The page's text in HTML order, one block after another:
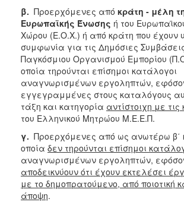
β. Προερχόμενες από κράτη - μέλη
Ευρωπαϊκής Ένωσης ή του
Χώρου (Ε.Ο.Χ.) ή από κράτη που έχουν
συμφωνία για τις Δημόσιες
Παγκόσμιου Οργανισμού Εμπορίου
οποία τηρούνται επίσημοι κατάλογοι
αναγνωρισμένων εργοληπτών,
εγγεγραμμένες στους καταλόγους
τάξη και κατηγορία αντίστοιχη με
του Ελληνικού Μητρώου Μ.Ε.Ε.Π.
γ. Προερχόμενες από ως ανωτέρω β΄
οποία δεν τηρούνται επίσημοι
αναγνωρισμένων εργοληπτών,
αποδεικνύουν ότι έχουν εκτελέσει
με το δημοπρατούμενο, από ποιοτική
άποψη.